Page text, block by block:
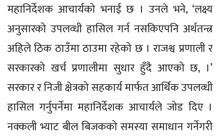
महानिर्देशक आचार्यको भनाई छ । उनले भने, ‘लक्ष्य
अनुसारको उपलव्धी हासिल गर्न नसकिएपनि अर्थतन्त्र
अहिले ठिक ठाउँमा ठाउमा रहेको छ । राजश्व प्रणाली र
सरकारको खर्च प्रणालीमा सुधार हुँदै आएको छ, ।’
सरकार र निजी क्षेत्रको सहकार्य मार्फत आर्थिक उपलव्धी
हासिल गर्नुपर्नेमा महानिर्देशक आचार्यले जोड दिए ।
नक्कली भ्याट बील बिजकको समस्या समाधान गर्नेगरी